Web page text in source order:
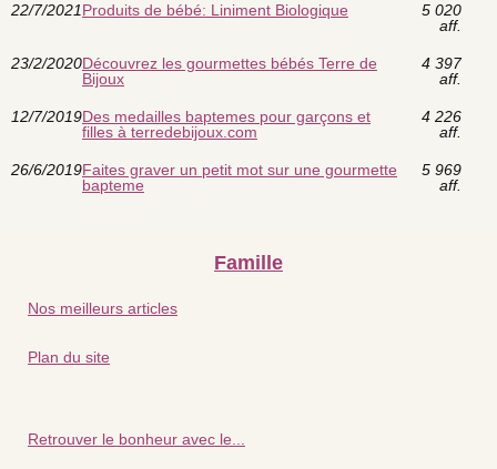
22/7/2021Produits de bébé: Liniment Biologique
5 020
aff.
23/2/2020Découvrez les gourmettes bébés Terre de
Bijoux
4 397
aff.
12/7/2019Des medailles baptemes pour garçons et
filles à terredebijoux.com
4 226
aff.
26/6/2019Faites graver un petit mot sur une gourmette
bapteme
5 969
aff.
Famille
Nos meilleurs articles
Plan du site
Retrouver le bonheur avec le...